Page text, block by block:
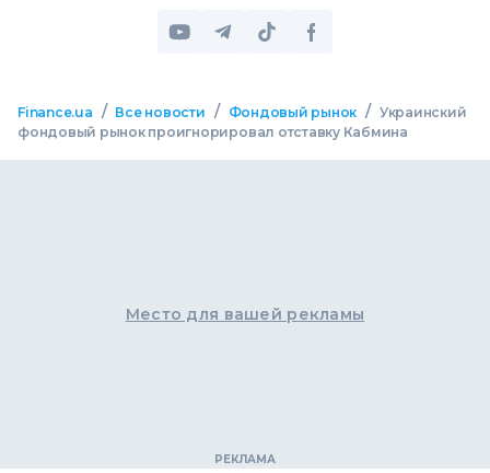
Finance.ua / Все новости / Фондовый рынок / Украинский
фондовый рынок проигнорировал отставку Кабмина
Место для вашей рекламы